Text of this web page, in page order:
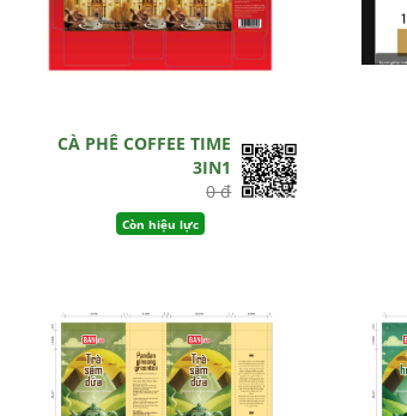
CÀ PHÊ COFFEE TIME
3IN1
0 đ
Còn hiệu lực